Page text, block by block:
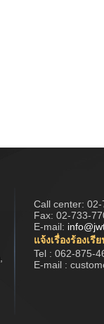
Call center: 02-
Fax: 02-733-
E-mail:
แจ้งเรื่องร้องเรี
Tel : 062-875-
E-mail :